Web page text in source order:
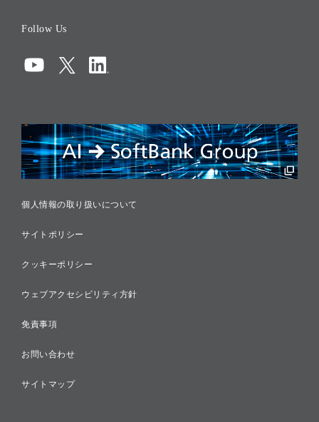
コンプライアンス
リスクマネジメント
税務に対する取り組み
採用情報
Follow Us
個人情報の取り扱いについて
サイトポリシー
クッキーポリシー
ウェブアクセシビリティ方針
免責事項
お問い合わせ
サイトマップ